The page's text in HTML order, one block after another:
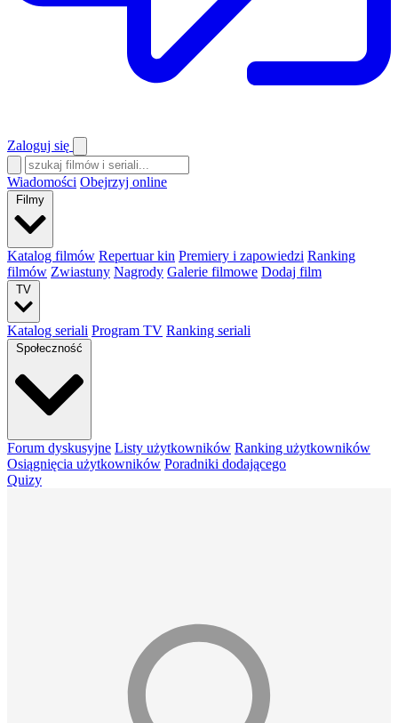
Zaloguj się
Wiadomości Obejrzyj online
Filmy
Katalog filmów Repertuar kin Premiery i zapowiedzi Ranking
filmów Zwiastuny Nagrody Galerie filmowe Dodaj film
TV
Katalog seriali Program TV Ranking seriali
Społeczność
Forum dyskusyjne Listy użytkowników Ranking użytkowników
Osiągnięcia użytkowników Poradniki dodającego
Quizy